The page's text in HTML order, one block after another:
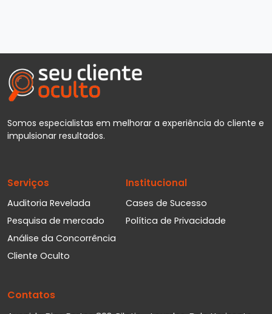
Somos especialistas em melhorar a experiência do cliente e
impulsionar resultados.
Serviços
Auditoria Revelada
Pesquisa de mercado
Análise da Concorrência
Cliente Oculto
Institucional
Cases de Sucesso
Política de Privacidade
Contatos